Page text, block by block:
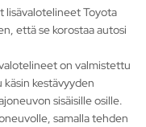
lisävalotelineet Toyota
että se korostaa autosi
on valmistettu
kestävyyden
sisäisille osille.
samalla tehden